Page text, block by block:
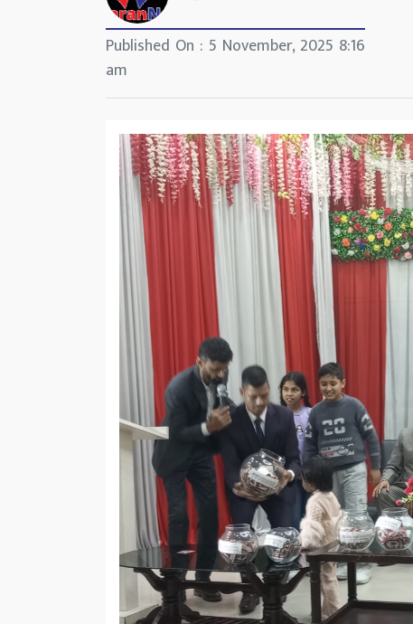
Published On : 5 November, 2025 8:16
am